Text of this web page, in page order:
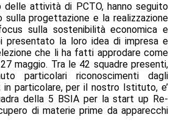
delle attività di PCTO, hanno seguito
sulla progettazione e la realizzazione
sulla sostenibilità economica e
presentato la loro idea di impresa e
che li ha fatti approdare come
maggio. Tra le 42 squadre presenti,
particolari riconoscimenti dagli
particolare, per il nostro Istituto, e’
della 5 BSIA per la start up Re-
di materie prime da apparecchi